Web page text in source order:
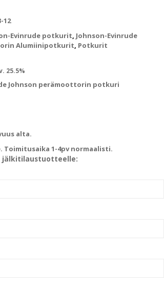
12
Evinrude potkurit, Johnson-Evinrude
Alumiinipotkurit, Potkurit
25.5%
Johnson perämoottorin potkuri
alta.
1-4pv normaalisti.
jälkitilaustuotteelle: